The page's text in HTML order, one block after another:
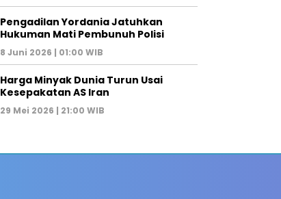
Pengadilan Yordania Jatuhkan
Hukuman Mati Pembunuh Polisi
8 Juni 2026 | 01:00 WIB
Harga Minyak Dunia Turun Usai
Kesepakatan AS Iran
29 Mei 2026 | 21:00 WIB